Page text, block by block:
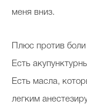
меня вниз.
Плюс против
Есть
Есть масла,
легким